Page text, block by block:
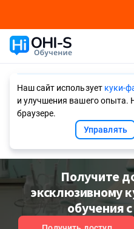
Наш сайт использует куки-
и улучшения вашего опыта.
браузере.
Управлять
Получите
эксклюзивному
обучения